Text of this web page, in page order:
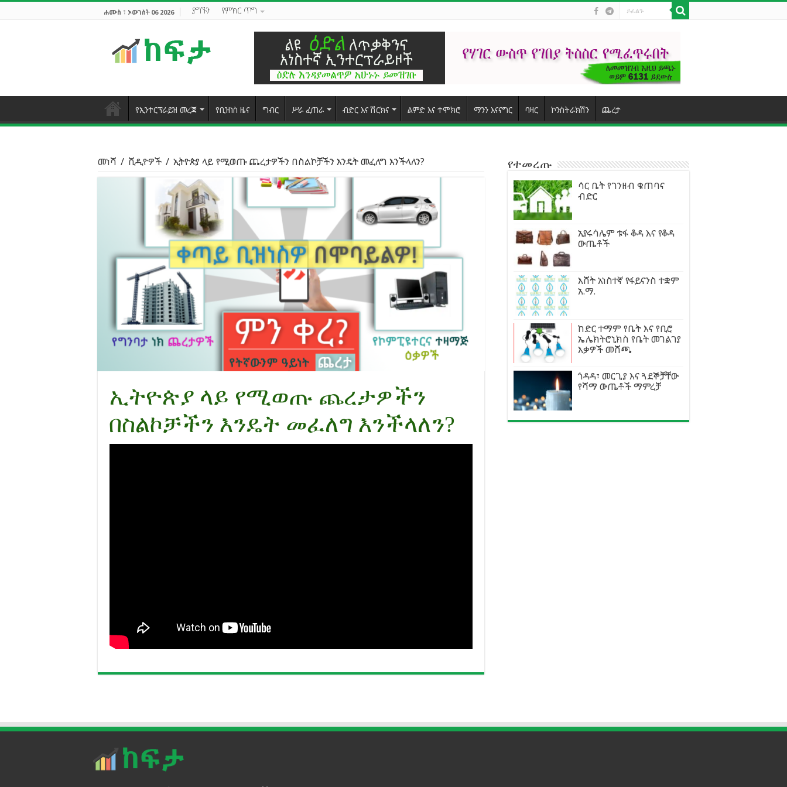
ሐሙስ ፣ ኦውገስት 06 2026 ያግኙን የምክር ጥግ
የኢንተርፕራይዝ መረጃ የቢዝነስ ዜና ግብር ሥራ ፈጠራ ብድር እና ሽርክና ልምድ እና ተሞክሮ ማንን እናናግር ባዛር ኮንስትራክሽን ጨረታ
መነሻ / ቪዲዮዎች / ኢትዮጵያ ላይ የሚወጡ ጨረታዎችን በስልኮቻችን እንዴት መፈለግ እንችላለን?
ኢትዮጵያ ላይ የሚወጡ ጨረታዎችን
በስልኮቻችን እንዴት መፈለግ እንችላለን?
የተመረጡ
ሳር ቤት የገንዘብ ቁጠባና
ብድር
ኢየሩሳሌም ቱፋ ቆዳ እና የቆዳ
ውጤቶች
እሸት አነስተኛ የፋይናንስ ተቋም
አ.ማ.
ከድር ተማም የቤት እና የቢሮ
ኤሌክትሮኒክስ የቤት መገልገያ
እቃዎች መሸጫ
ጎዳዳ፣ መርጊያ እና ጓደኞቻቸው
የሻማ ውጤቶች ማምረቻ